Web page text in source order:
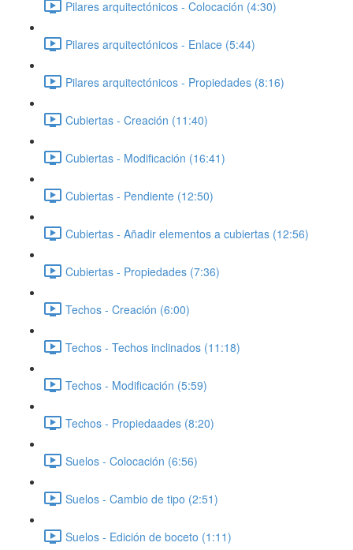
Pilares arquitectónicos - Colocación (4:30)
Pilares arquitectónicos - Enlace (5:44)
Pilares arquitectónicos - Propiedades (8:16)
Cubiertas - Creación (11:40)
Cubiertas - Modificación (16:41)
Cubiertas - Pendiente (12:50)
Cubiertas - Añadir elementos a cubiertas (12:56)
Cubiertas - Propiedades (7:36)
Techos - Creación (6:00)
Techos - Techos inclinados (11:18)
Techos - Modificación (5:59)
Techos - Propiedaades (8:20)
Suelos - Colocación (6:56)
Suelos - Cambio de tipo (2:51)
Suelos - Edición de boceto (1:11)